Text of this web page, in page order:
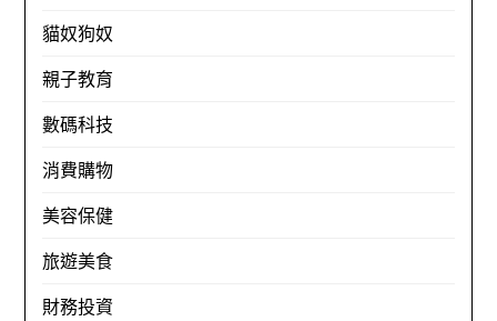
貓奴狗奴
親子教育
數碼科技
消費購物
美容保健
旅遊美食
財務投資